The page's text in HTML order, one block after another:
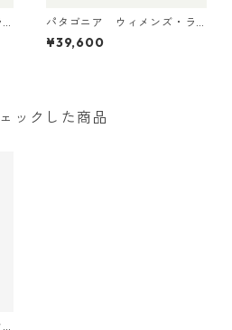
パタゴニア ウィメンズ・ラ
イトウェイト・リバーシブ
ル・ダウン・セーター・カー
¥39,600
ックした商品